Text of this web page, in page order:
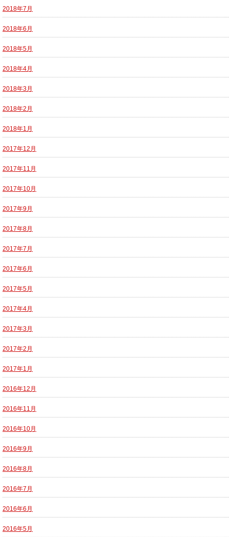
2018年7月
2018年6月
2018年5月
2018年4月
2018年3月
2018年2月
2018年1月
2017年12月
2017年11月
2017年10月
2017年9月
2017年8月
2017年7月
2017年6月
2017年5月
2017年4月
2017年3月
2017年2月
2017年1月
2016年12月
2016年11月
2016年10月
2016年9月
2016年8月
2016年7月
2016年6月
2016年5月